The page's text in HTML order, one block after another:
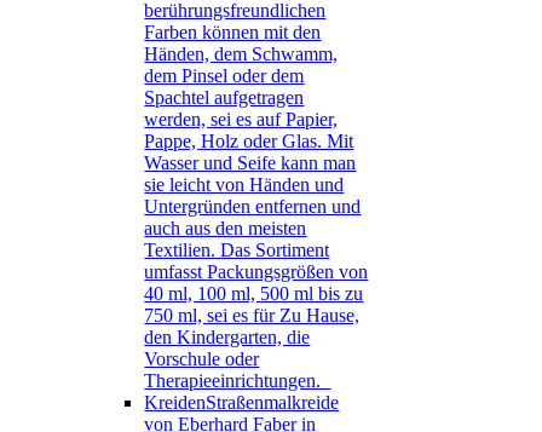
berührungsfreundlichen
Farben können mit den
Händen, dem Schwamm,
dem Pinsel oder dem
Spachtel aufgetragen
werden, sei es auf Papier,
Pappe, Holz oder Glas. Mit
Wasser und Seife kann man
sie leicht von Händen und
Untergründen entfernen und
auch aus den meisten
Textilien. Das Sortiment
umfasst Packungsgrößen von
40 ml, 100 ml, 500 ml bis zu
750 ml, sei es für Zu Hause,
den Kindergarten, die
Vorschule oder
Therapieeinrichtungen.
KreidenStraßenmalkreide
von Eberhard Faber in